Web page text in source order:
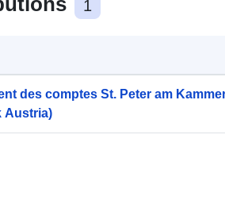
1
des comptes St. Peter am
Austria)